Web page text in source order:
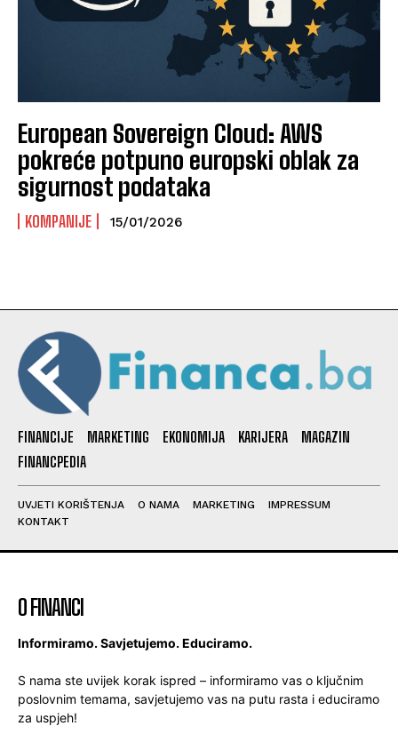
European Sovereign Cloud: AWS
pokreće potpuno europski oblak za
sigurnost podataka
KOMPANIJE 15/01/2026
FINANCIJE MARKETING EKONOMIJA KARIJERA
MAGAZIN
FINANCPEDIA
UVJETI KORIŠTENJA O NAMA MARKETING
IMPRESSUM
KONTAKT
O FINANCI
Informiramo. Savjetujemo. Educiramo.
S nama ste uvijek korak ispred – informiramo vas o ključnim
poslovnim temama, savjetujemo vas na putu rasta i educiramo
za uspjeh!